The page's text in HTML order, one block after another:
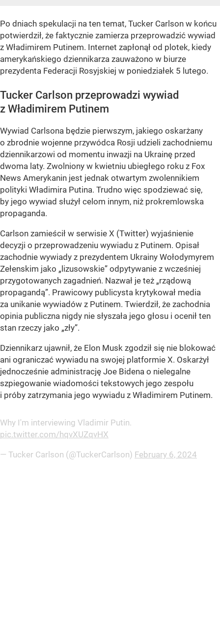
Po dniach spekulacji na ten temat, Tucker Carlson w końcu
potwierdził, że faktycznie zamierza przeprowadzić wywiad
z Władimirem Putinem. Internet zapłonął od plotek, kiedy
amerykańskiego dziennikarza zauważono w biurze
prezydenta Federacji Rosyjskiej w poniedziałek 5 lutego.
Tucker Carlson przeprowadzi wywiad
z Władimirem Putinem
Wywiad Carlsona będzie pierwszym, jakiego oskarżany
o zbrodnie wojenne przywódca Rosji udzieli zachodniemu
dziennikarzowi od momentu inwazji na Ukrainę przed
dwoma laty. Zwolniony w kwietniu ubiegłego roku z Fox
News Amerykanin jest jednak otwartym zwolennikiem
polityki Władimira Putina. Trudno więc spodziewać się,
by jego wywiad służył celom innym, niż prokremlowska
propaganda.
Carlson zamieścił w serwisie X (Twitter) wyjaśnienie
decyzji o przeprowadzeniu wywiadu z Putinem. Opisał
zachodnie wywiady z prezydentem Ukrainy Wołodymyrem
Zełenskim jako „lizusowskie” odpytywanie z wcześniej
przygotowanych zagadnień. Nazwał je też „rządową
propagandą”. Prawicowy publicysta krytykował media
za unikanie wywiadów z Putinem. Twierdził, że zachodnia
opinia publiczna nigdy nie słyszała jego głosu i ocenił ten
stan rzeczy jako „zły”.
Dziennikarz ujawnił, że Elon Musk zgodził się nie blokować
ani ograniczać wywiadu na swojej platformie X. Oskarżył
jednocześnie administrację Joe Bidena o nielegalne
szpiegowanie wiadomości tekstowych jego zespołu
i próby zatrzymania jego wywiadu z Władimirem Putinem.
Why I'm interviewing Vladimir Putin.
pic.twitter.com/hqvXUZqvHX
— Tucker Carlson (@TuckerCarlson) February 6, 2024